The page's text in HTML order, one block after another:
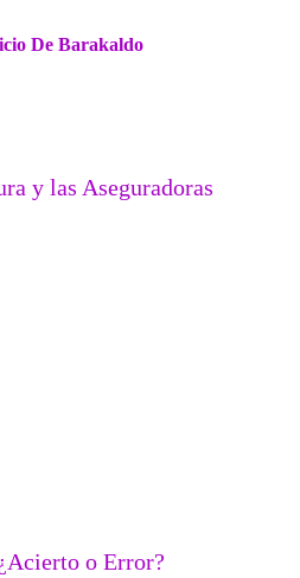
De Barakaldo
y las Aseguradoras
o Error?